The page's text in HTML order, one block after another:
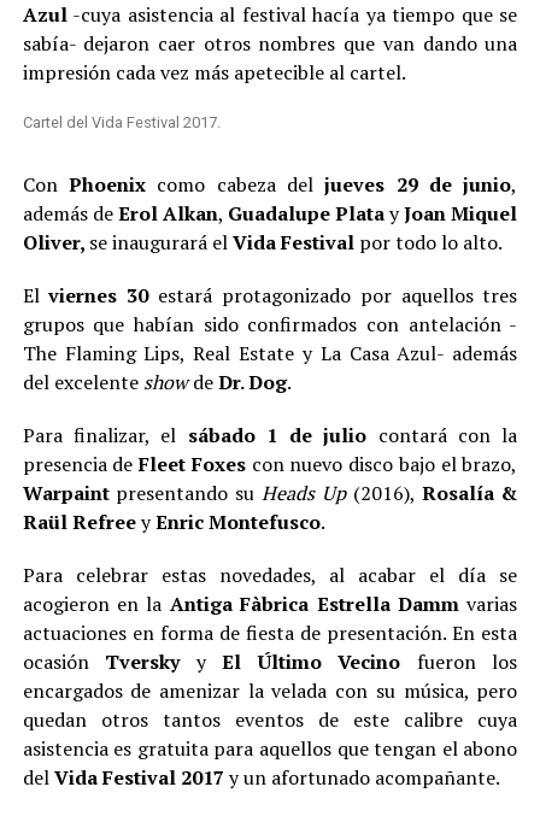
Azul-cuya asistencia al festival hacía ya tiempo que se
sabía- dejaron caer otros nombres que van dando una
impresión cada vez más apetecible al cartel.
Cartel del Vida Festival 2017.
ConPhoenix como cabeza deljueves 29 de junio,
además deErol Alkan, Guadalupe PlatayJoan Miquel
Oliver, se inaugurará elVida Festivalpor todo lo alto.
Elviernes 30estará protagonizado por aquellos tres
grupos que habían sido confirmados con antelación -
The Flaming Lips, Real Estate y La Casa Azul- además
del excelenteshowdeDr. Dog.
Para finalizar, el sábado 1 de julio contará con la
presencia deFleet Foxes con nuevo disco bajo el brazo,
Warpaintpresentando suHeads Up(2016), Rosalía &
Raül RefreeyEnric Montefusco.
Para celebrar estas novedades, al acabar el día se
acogieron en la Antiga Fàbrica Estrella Dammvarias
actuaciones en forma de fiesta de presentación. En esta
ocasión TverskyyEl Último Vecino fueron los
encargados de amenizar la velada con su música, pero
quedan otros tantos eventos de este calibre cuya
asistencia es gratuita para aquellos que tengan el abono
delVida Festival 2017 y un afortunado acompañante.